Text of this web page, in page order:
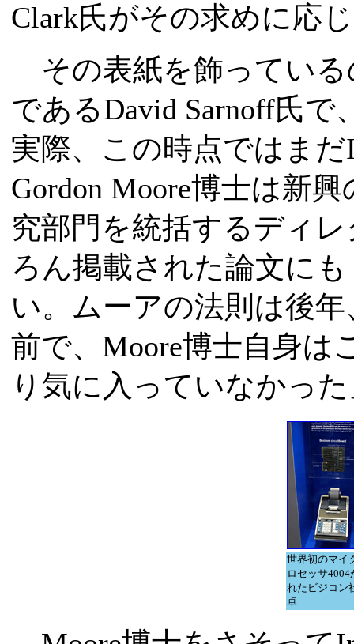
Clark氏がその求めに応
その表紙を飾っている
であるDavid Sarnoff氏
実際、この時点ではま
Gordon Moore博士は新
究部門を統括するディ
ろん掲載された論文に
い。ムーアの法則は後
前で、Moore博士自身は
り気に入っていなかっ
世界初のマイ
ロセッサ4004
れたビジコン
卓